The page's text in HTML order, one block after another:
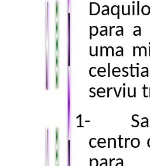
para a
uma
serviu
1-
centro